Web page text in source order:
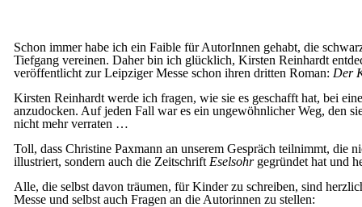
Schon immer habe ich ein Faible für AutorInnen gehabt, die
Tiefgang vereinen. Daher bin ich glücklich, Kirsten Reinhardt
veröffentlicht zur Leipziger Messe schon ihren dritten Roman: Der
Kirsten Reinhardt werde ich fragen, wie sie es geschafft hat, bei
anzudocken. Auf jeden Fall war es ein ungewöhnlicher Weg, den
nicht mehr verraten …
Toll, dass Christine Paxmann an unserem Gespräch teilnimmt, die
illustriert, sondern auch die Zeitschrift Eselsohr gegründet hat und
Alle, die selbst davon träumen, für Kinder zu schreiben, sind
Messe und selbst auch Fragen an die Autorinnen zu stellen: